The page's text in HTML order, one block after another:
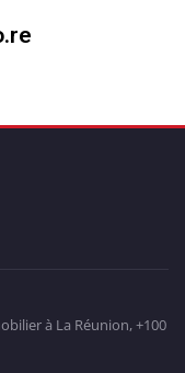
à La Réunion, +100